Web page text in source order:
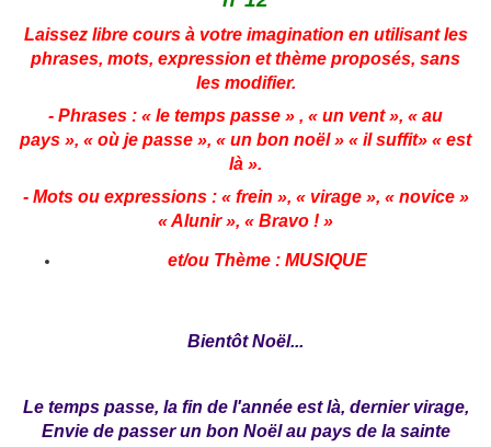
Laissez libre cours à votre imagination en utilisant les
phrases, mots, expression et thème proposés, sans
les modifier.
- Phrases : « le temps passe » , « un vent », « au
pays », « où je passe », « un bon noël » « il suffit» « est
là ».
- Mots ou expressions : « frein », « virage », « novice »
« Alunir », « Bravo ! »
et/ou Thème : MUSIQUE
Bientôt Noël...
Le temps passe, la fin de l'année est là, dernier virage,
Envie de passer un bon Noël au pays de la sainte